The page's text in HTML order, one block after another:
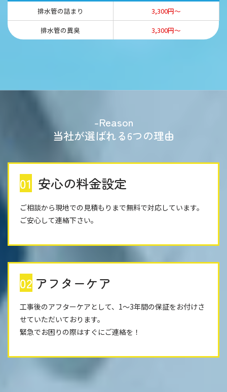
排水管の詰まり
3,300円～
排水管の異臭
3,300円～
-Reason
当社が選ばれる6つの理由
01 安心の料金設定
ご相談から現地での見積もりまで無料で対応しています。
ご安心して連絡下さい。
02 アフターケア
工事後のアフターケアとして、1～3年間の保証をお付けさ
せていただいております。
緊急でお困りの際はすぐにご連絡を！